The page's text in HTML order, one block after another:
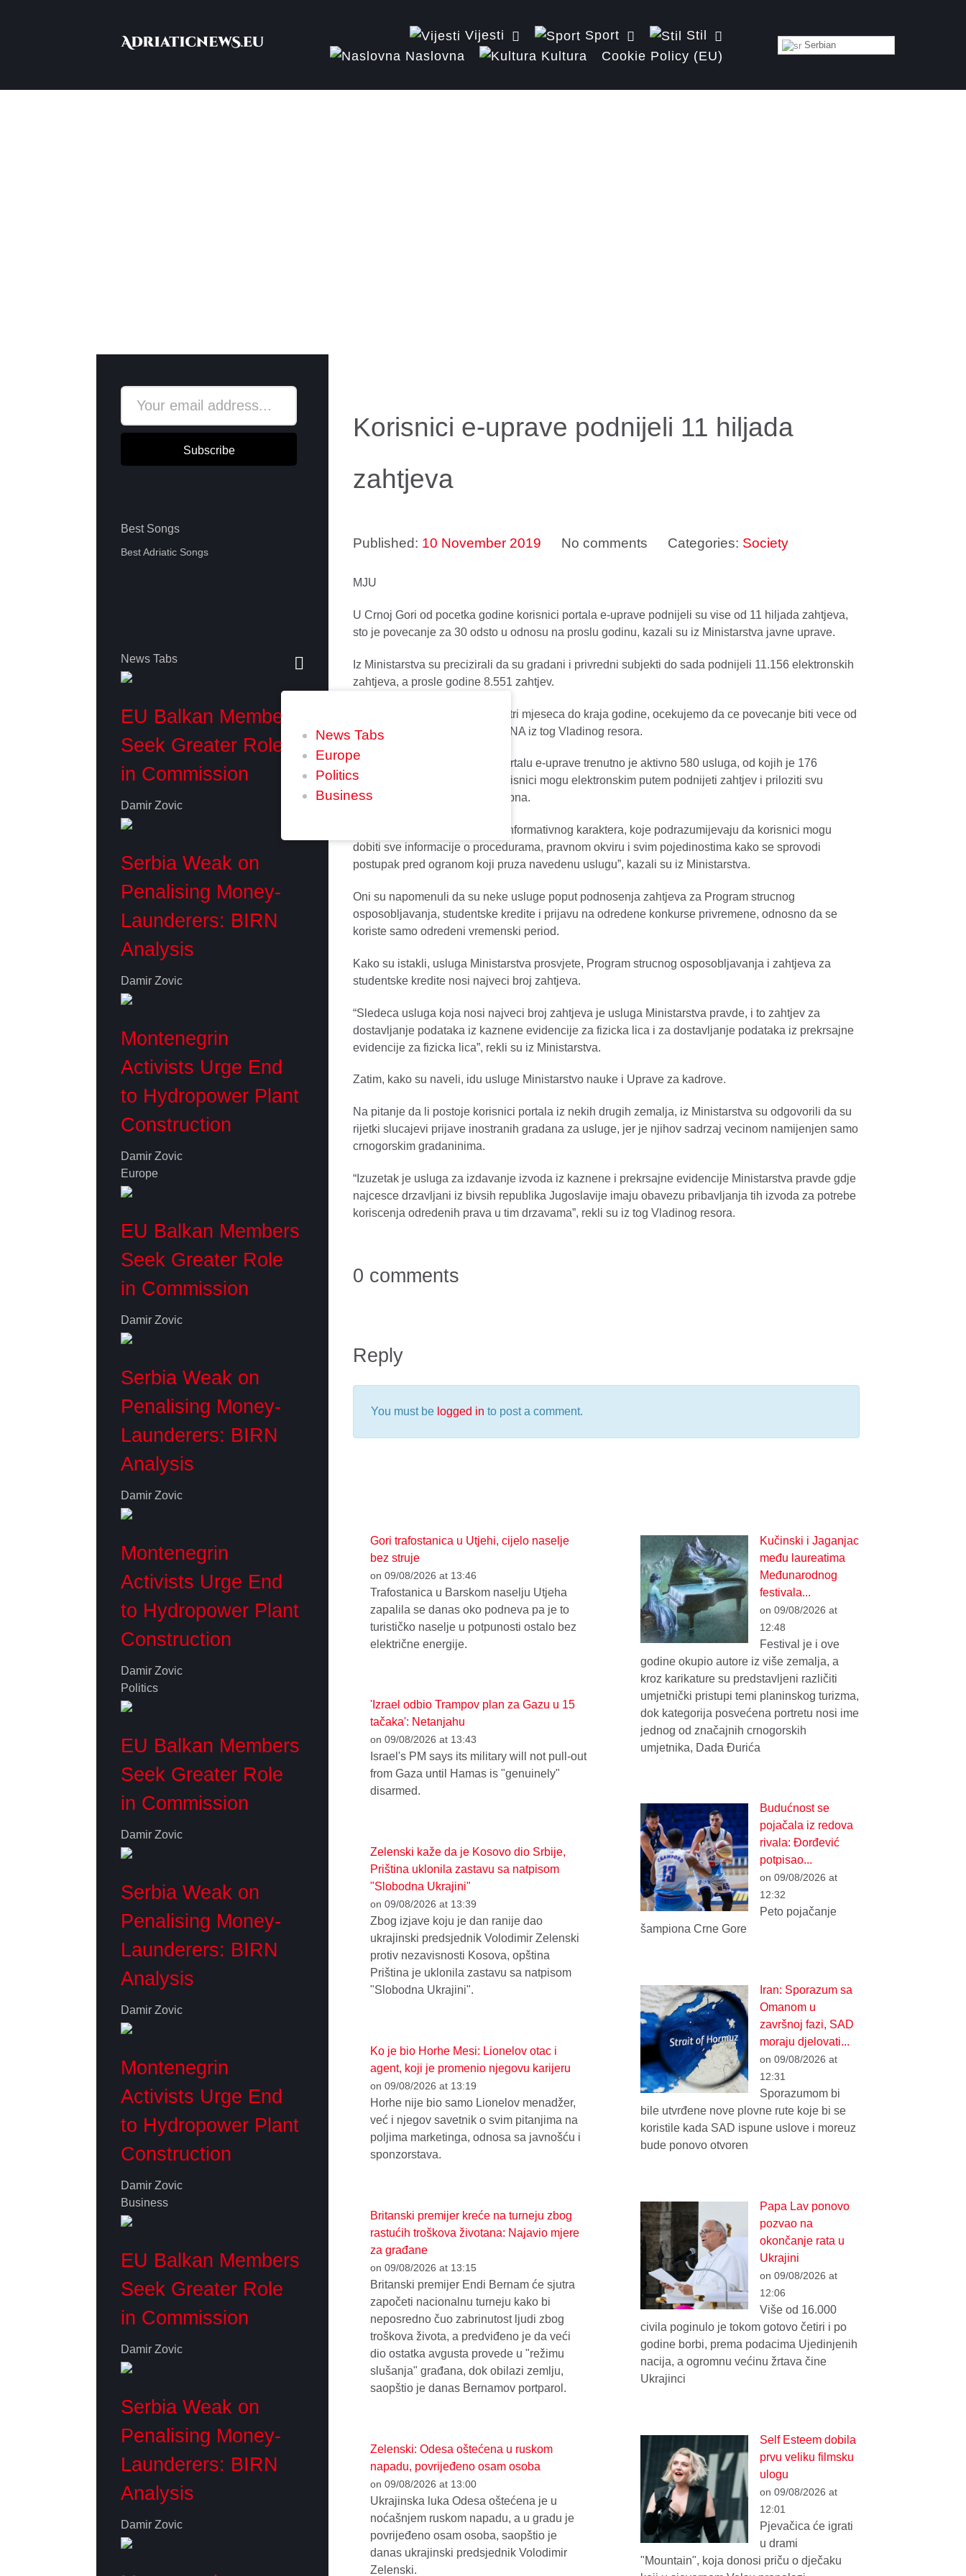
Vijesti Sport
Stil
Naslovna
Kultura Cookie Policy (EU)
Serbian
Subscribe
Best Songs
Best Adriatic Songs
News Tabs
Europe
Politics
Business
News Tabs
EU Balkan Members
Seek Greater Role
in Commission
Damir Zovic
Serbia Weak on
Penalising Money-
Launderers: BIRN
Analysis
Damir Zovic
Montenegrin
Activists Urge End
to Hydropower Plant
Construction
Damir Zovic
Europe
EU Balkan Members
Seek Greater Role
in Commission
Damir Zovic
Serbia Weak on
Penalising Money-
Launderers: BIRN
Analysis
Damir Zovic
Montenegrin
Activists Urge End
to Hydropower Plant
Construction
Damir Zovic
Politics
EU Balkan Members
Seek Greater Role
in Commission
Damir Zovic
Serbia Weak on
Penalising Money-
Launderers: BIRN
Analysis
Damir Zovic
Montenegrin
Activists Urge End
to Hydropower Plant
Construction
Damir Zovic
Business
EU Balkan Members
Seek Greater Role
in Commission
Damir Zovic
Serbia Weak on
Penalising Money-
Launderers: BIRN
Analysis
Damir Zovic
Korisnici e-uprave podnijeli 11 hiljada
zahtjeva
Published: 10 November 2019 No comments Categories: Society
MJU
U Crnoj Gori od pocetka godine korisnici portala e-uprave podnijeli su vise od 11 hiljada zahtjeva,
sto je povecanje za 30 odsto u odnosu na proslu godinu, kazali su iz Ministarstva javne uprave.
Iz Ministarstva su precizirali da su gradani i privredni subjekti do sada podnijeli 11.156 elektronskih
zahtjeva, a prosle godine 8.551 zahtjev.
“Imajuci u vidu da je ostalo jos tri mjeseca do kraja godine, ocekujemo da ce povecanje biti vece od
30 odsto”, kazali su agenciji MINA iz tog Vladinog resora.
Prema njihovim rijecima, na portalu e-uprave trenutno je aktivno 580 usluga, od kojih je 176
elektronskih usluga za koje korisnici mogu elektronskim putem podnijeti zahtjev i priloziti svu
dokumentaciju ukoliko je potrebna.
“Ostale 404 usluge su usluge informativnog karaktera, koje podrazumijevaju da korisnici mogu
dobiti sve informacije o procedurama, pravnom okviru i svim pojedinostima kako se sprovodi
postupak pred ogranom koji pruza navedenu uslugu”, kazali su iz Ministarstva.
Oni su napomenuli da su neke usluge poput podnosenja zahtjeva za Program strucnog
osposobljavanja, studentske kredite i prijavu na odredene konkurse privremene, odnosno da se
koriste samo odredeni vremenski period.
Kako su istakli, usluga Ministarstva prosvjete, Program strucnog osposobljavanja i zahtjeva za
studentske kredite nosi najveci broj zahtjeva.
“Sledeca usluga koja nosi najveci broj zahtjeva je usluga Ministarstva pravde, i to zahtjev za
dostavljanje podataka iz kaznene evidencije za fizicka lica i za dostavljanje podataka iz prekrsajne
evidencije za fizicka lica”, rekli su iz Ministarstva.
Zatim, kako su naveli, idu usluge Ministarstvo nauke i Uprave za kadrove.
Na pitanje da li postoje korisnici portala iz nekih drugih zemalja, iz Ministarstva su odgovorili da su
rijetki slucajevi prijave inostranih gradana za usluge, jer je njihov sadrzaj vecinom namijenjen samo
crnogorskim gradaninima.
“Izuzetak je usluga za izdavanje izvoda iz kaznene i prekrsajne evidencije Ministarstva pravde gdje
najcesce drzavljani iz bivsih republika Jugoslavije imaju obavezu pribavljanja tih izvoda za potrebe
koriscenja odredenih prava u tim drzavama”, rekli su iz tog Vladinog resora.
0 comments
Reply
You must be logged in to post a comment.
Gori trafostanica u Utjehi, cijelo naselje
bez struje
on 09/08/2026 at 13:46
Trafostanica u Barskom naselju Utjeha
zapalila se danas oko podneva pa je to
turističko naselje u potpunosti ostalo bez
električne energije.
'Izrael odbio Trampov plan za Gazu u 15
tačaka': Netanjahu
on 09/08/2026 at 13:43
Israel's PM says its military will not pull-out
from Gaza until Hamas is "genuinely"
disarmed.
Zelenski kaže da je Kosovo dio Srbije,
Priština uklonila zastavu sa natpisom
"Slobodna Ukrajini"
on 09/08/2026 at 13:39
Zbog izjave koju je dan ranije dao
ukrajinski predsjednik Volodimir Zelenski
protiv nezavisnosti Kosova, opština
Priština je uklonila zastavu sa natpisom
"Slobodna Ukrajini".
Ko je bio Horhe Mesi: Lionelov otac i
agent, koji je promenio njegovu karijeru
on 09/08/2026 at 13:19
Horhe nije bio samo Lionelov menadžer,
već i njegov savetnik o svim pitanjima na
poljima marketinga, odnosa sa javnošću i
sponzorstava.
Britanski premijer kreće na turneju zbog
rastućih troškova životana: Najavio mjere
za građane
on 09/08/2026 at 13:15
Britanski premijer Endi Bernam će sjutra
započeti nacionalnu turneju kako bi
neposredno čuo zabrinutost ljudi zbog
troškova života, a predviđeno je da veći
dio ostatka avgusta provede u "režimu
slušanja" građana, dok obilazi zemlju,
saopštio je danas Bernamov portparol.
Zelenski: Odesa oštećena u ruskom
napadu, povrijeđeno osam osoba
on 09/08/2026 at 13:00
Ukrajinska luka Odesa oštećena je u
noćašnjem ruskom napadu, a u gradu je
povrijeđeno osam osoba, saopštio je
danas ukrajinski predsjednik Volodimir
Zelenski.
Kučinski i Jaganjac
među laureatima
Međunarodnog
festivala...
on 09/08/2026 at
12:48
Festival je i ove
godine okupio autore iz više zemalja, a
kroz karikature su predstavljeni različiti
umjetnički pristupi temi planinskog turizma,
dok kategorija posvećena portretu nosi ime
jednog od značajnih crnogorskih
umjetnika, Dada Đurića
Budućnost se
pojačala iz redova
rivala: Đorđević
potpisao...
on 09/08/2026 at
12:32
Peto pojačanje
šampiona Crne Gore
Iran: Sporazum sa
Omanom u
završnoj fazi, SAD
moraju djelovati...
on 09/08/2026 at
12:31
Sporazumom bi
bile utvrđene nove plovne rute koje bi se
koristile kada SAD ispune uslove i moreuz
bude ponovo otvoren
Papa Lav ponovo
pozvao na
okončanje rata u
Ukrajini
on 09/08/2026 at
12:06
Više od 16.000
civila poginulo je tokom gotovo četiri i po
godine borbi, prema podacima Ujedinjenih
nacija, a ogromnu većinu žrtava čine
Ukrajinci
Self Esteem dobila
prvu veliku filmsku
ulogu
on 09/08/2026 at
12:01
Pjevačica će igrati
u drami
"Mountain", koja donosi priču o dječaku